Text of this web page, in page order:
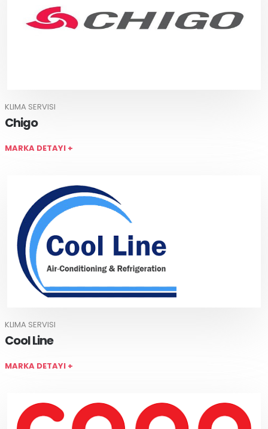
KLIMA SERVISI
Chigo
MARKA DETAYI +
KLIMA SERVISI
Cool Line
MARKA DETAYI +